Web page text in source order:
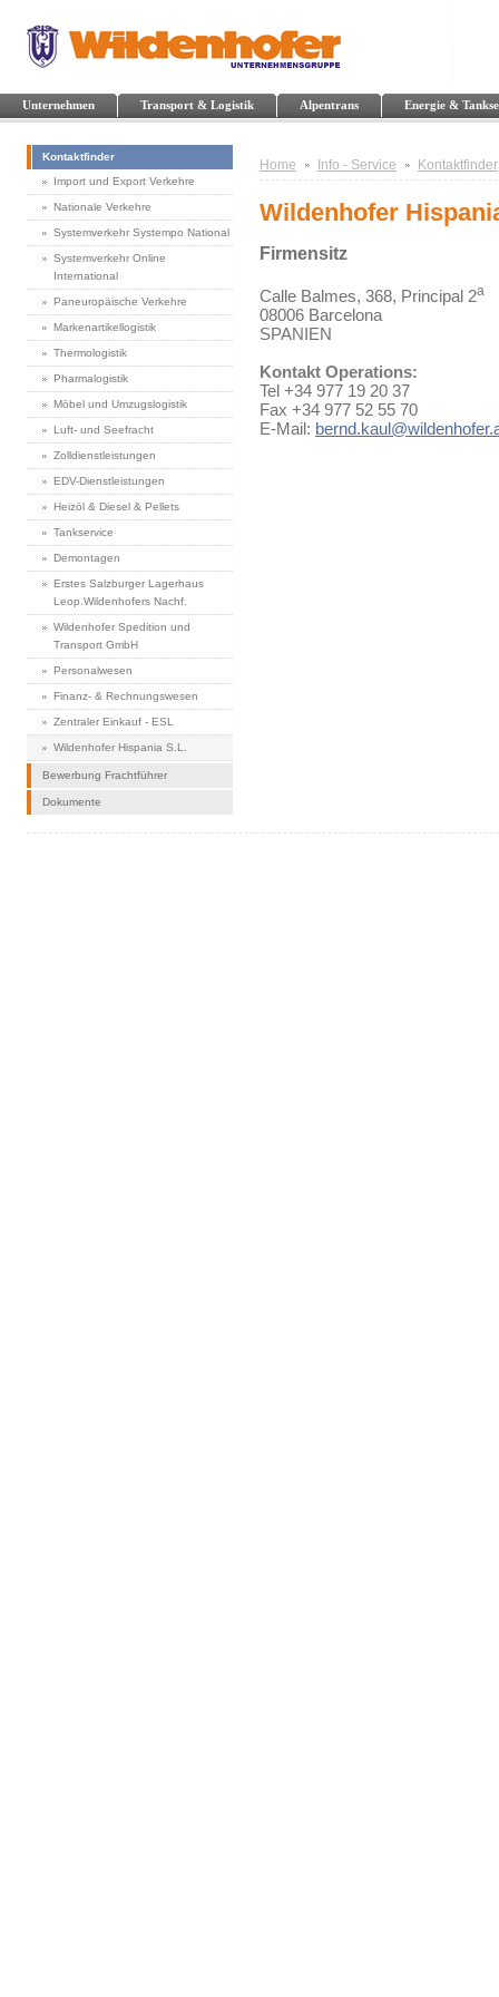
Unternehmen Transport & Logistik Alpentrans Energie &
Kontaktfinder
Import und Export Verkehre
Nationale Verkehre
Systemverkehr Systempo National
Systemverkehr Online
International
Paneuropäische Verkehre
Markenartikellogistik
Thermologistik
Pharmalogistik
Möbel und Umzugslogistik
Luft- und Seefracht
Zolldienstleistungen
EDV-Dienstleistungen
Heizöl & Diesel & Pellets
Tankservice
Demontagen
Erstes Salzburger Lagerhaus
Leop.Wildenhofers Nachf.
Wildenhofer Spedition und
Transport GmbH
Personalwesen
Finanz- & Rechnungswesen
Zentraler Einkauf - ESL
Wildenhofer Hispania S.L.
Bewerbung Frachtführer
Dokumente
Home Info - Service Kontaktfinder
Wildenhofer
Firmensitz
Calle Balmes, 368, Principal 2a
08006 Barcelona
SPANIEN
Kontakt Operations:
Tel +34 977 19 20 37
Fax +34 977 52 55 70
E-Mail: